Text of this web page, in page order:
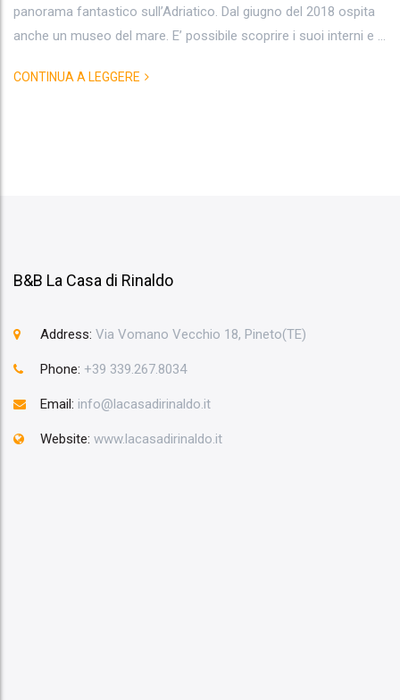
panorama fantastico sull’Adriatico. Dal giugno del 2018 ospita
anche un museo del mare. E’ possibile scoprire i suoi interni e …
CONTINUA A LEGGERE
B&B La Casa di Rinaldo
Address: Via Vomano Vecchio 18, Pineto(TE)
Phone: +39 339.267.8034
Email: info@lacasadirinaldo.it
Website: www.lacasadirinaldo.it